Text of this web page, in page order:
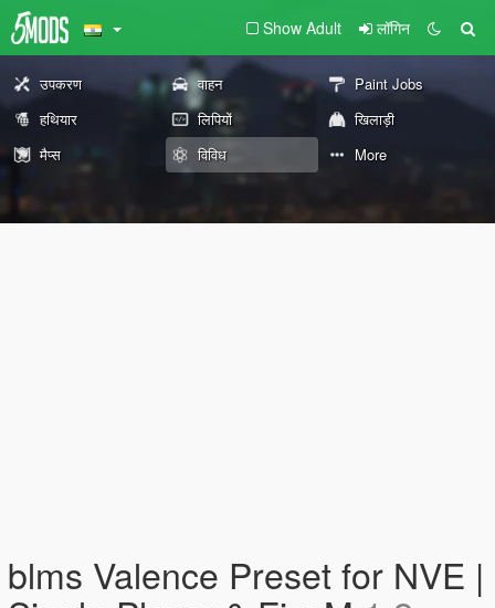
Show Adult लॉगिन
उपकरण वाहन
Paint Jobs
हथियार
लिपियों
खिलाड़ी
मैप्स
विविध More
blms Valence Preset for NVE |